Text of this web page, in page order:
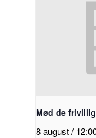
Mød de
8 august /